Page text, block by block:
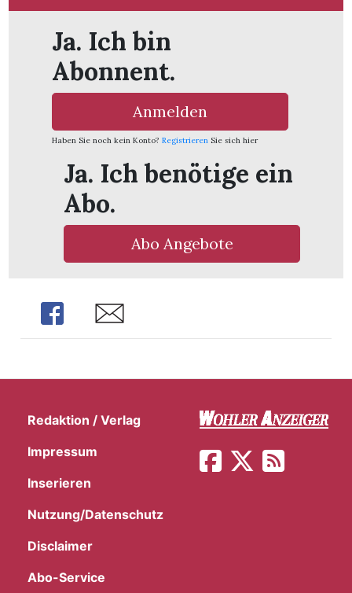
Ja. Ich bin
Abonnent.
Anmelden
Haben Sie noch kein Konto? Registrieren Sie sich hier
Ja. Ich benötige ein
Abo.
Abo Angebote
Share Share
Redaktion / Verlag
Impressum
Inserieren
Nutzung/Datenschutz
Disclaimer
Abo-Service